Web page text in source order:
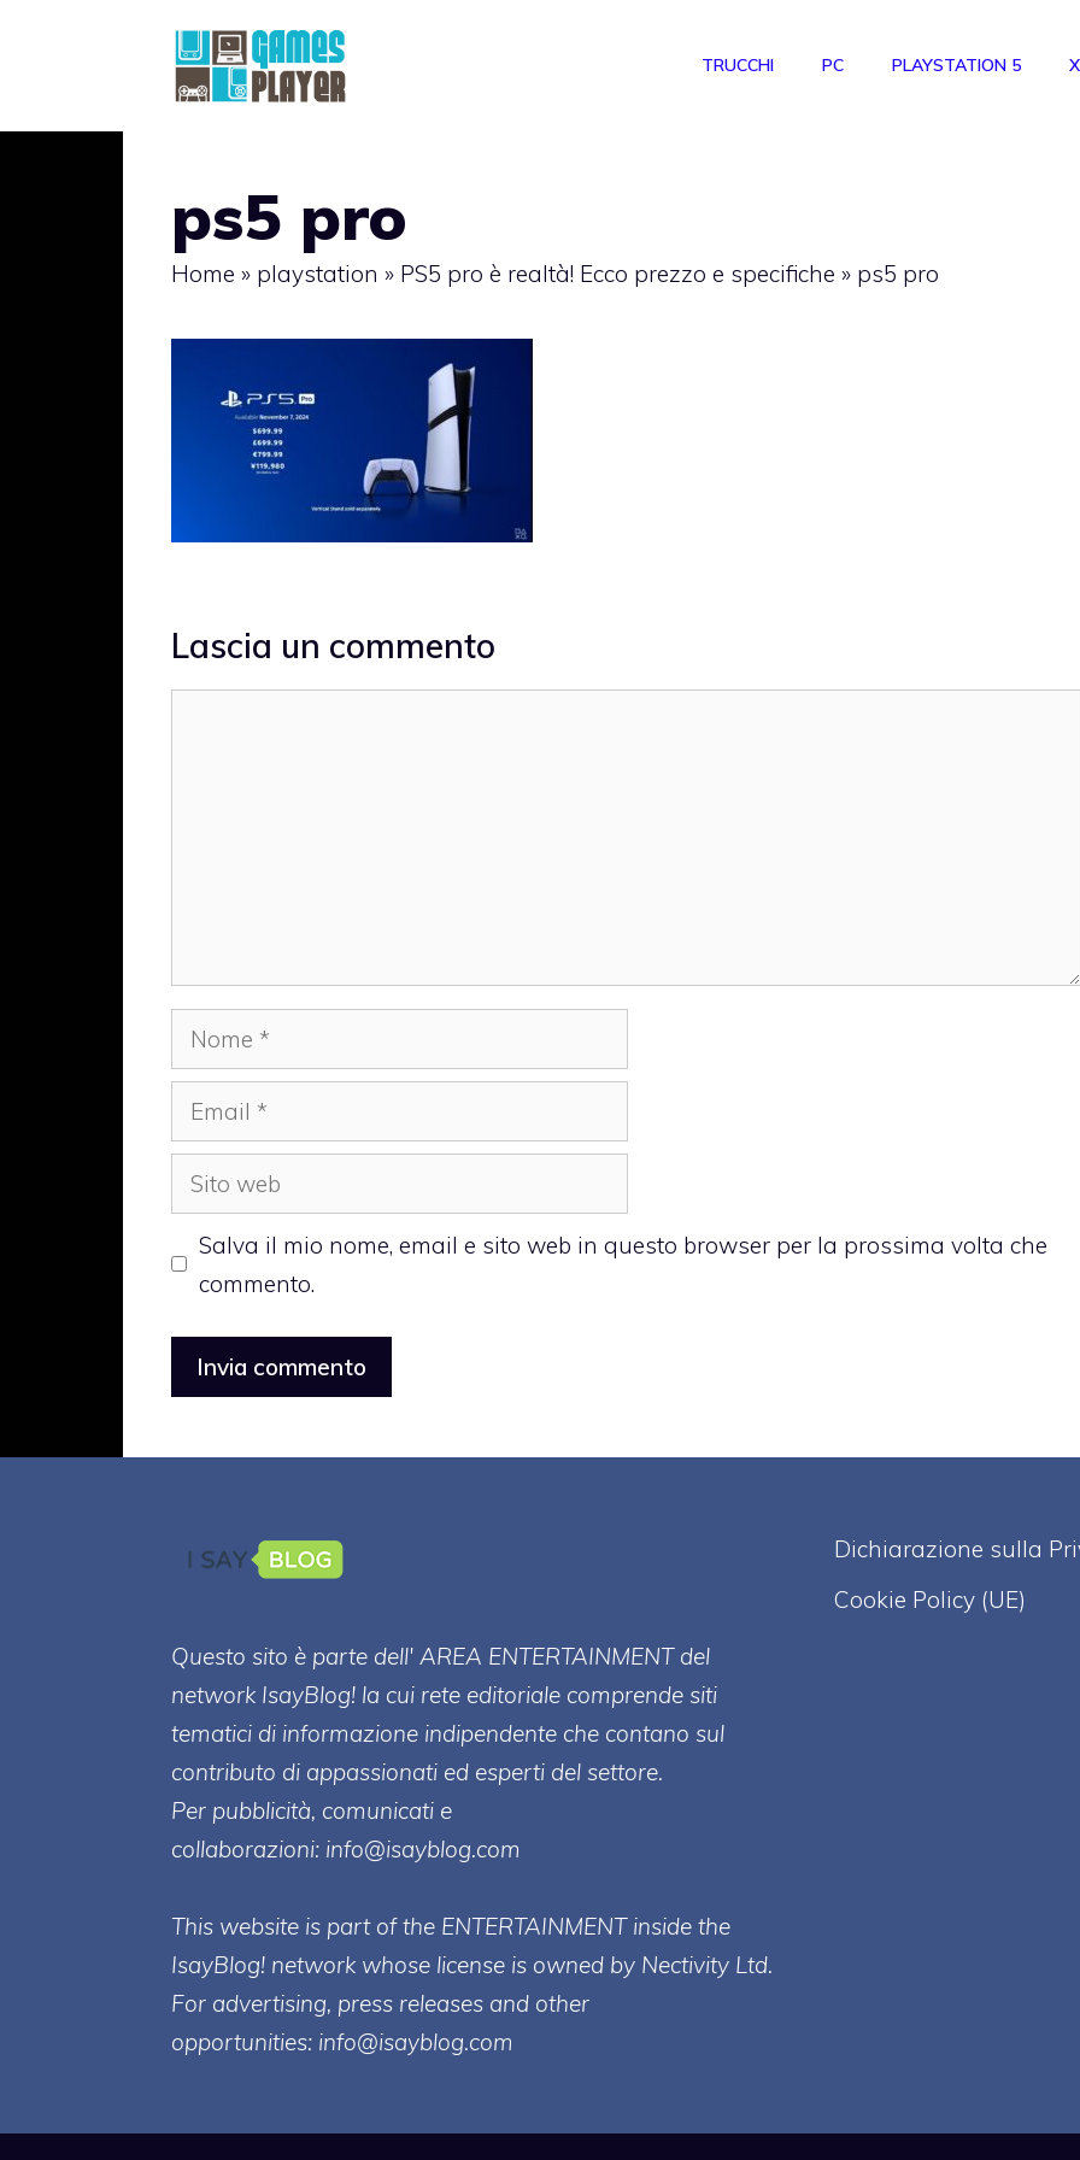
TRUCCHI PC PLAYSTATION 5
ps5 pro
Home » playstation » PS5 pro è realtà! Ecco prezzo e specifiche » ps5 pro
Lascia un commento
Nome
Email
Sito
web
Salva il mio nome, email e sito web in questo browser per la prossima volta che
commento.
Questo sito è parte dell' AREA ENTERTAINMENT del
network IsayBlog! la cui rete editoriale comprende siti
tematici di informazione indipendente che contano sul
contributo di appassionati ed esperti del settore.
Per pubblicità, comunicati e
collaborazioni: info@isayblog.com
This website is part of the ENTERTAINMENT inside the
IsayBlog! network whose license is owned by Nectivity Ltd.
For advertising, press releases and other
opportunities: info@isayblog.com
Dichiarazione sulla
Cookie Policy (UE)